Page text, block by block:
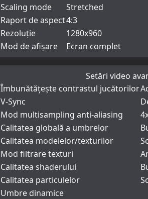
Scaling mode
Stretched
Raport de aspect4:3
Rezoluție
1280x960
Mod de afișare
Ecran complet
Setări video
Îmbunătățește contrastul jucătorilor
V-Sync
Mod multisampling anti-aliasing
Calitatea globală a umbrelor
Calitatea modelelor/texturilor
Mod filtrare texturi
Calitatea shaderului
Calitatea particulelor
Umbre dinamice